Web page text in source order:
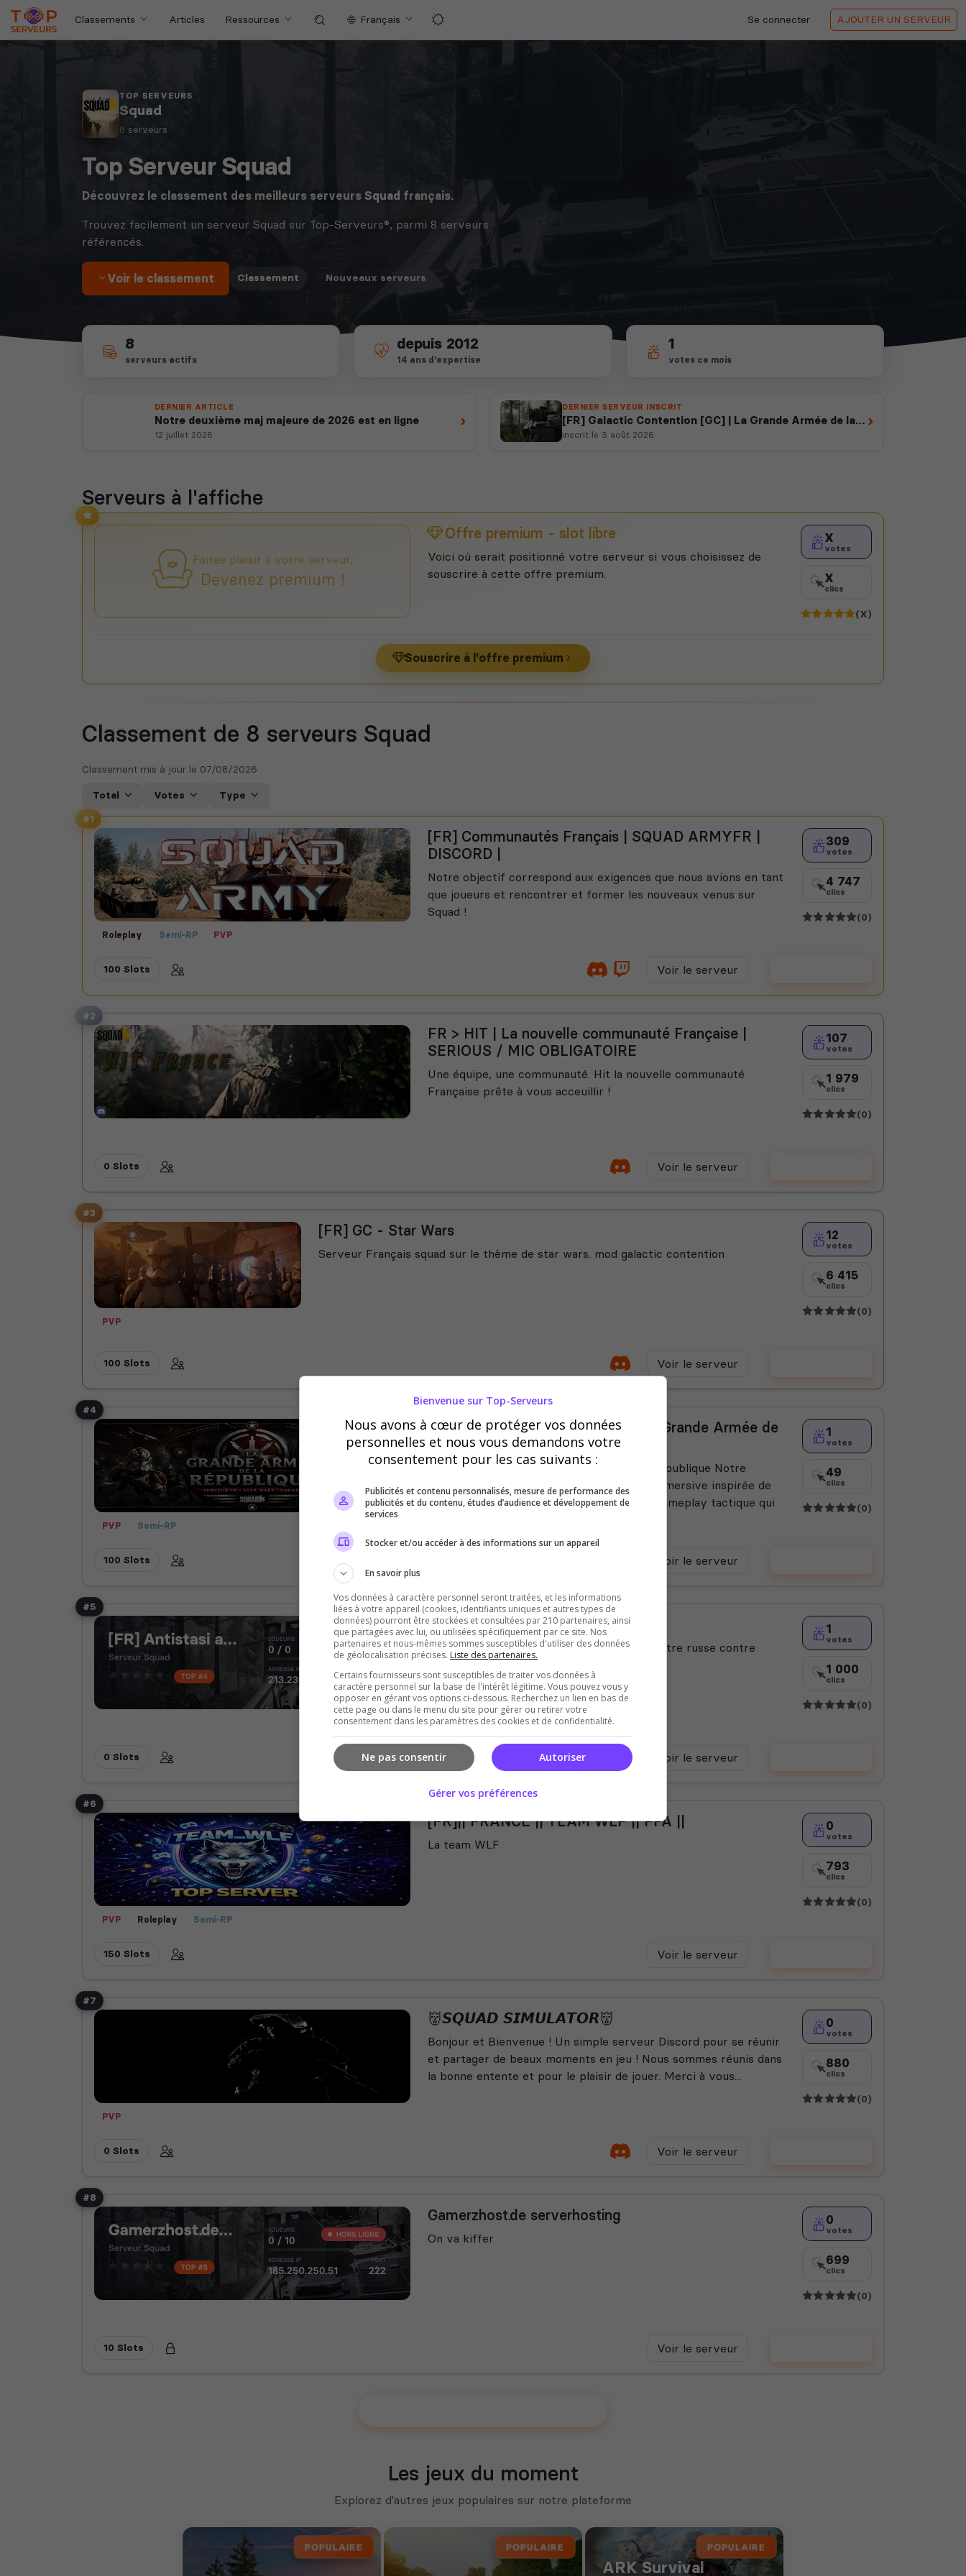
Classements Articles Ressources Français Se connecter AJOUTER UN SERVEUR
TOP SERVEURS
Squad
8 serveurs
Top Serveur Squad
Découvrez le classement des meilleurs serveurs Squad français.
Trouvez facilement un serveur Squad sur Top-Serveurs®, parmi 8 serveurs
référencés.
Voir le classement Classement · Nouveaux serveurs
8
serveurs actifs
depuis 2012
14 ans d'expertise
1
votes ce mois
DERNIER ARTICLE
Notre deuxième maj majeure de 2026 est en ligne
12 juillet 2026
›
DERNIER SERVEUR INSCRIT
[FR] Galactic Contention [GC] | La Grande Armée de la
République
inscrit le 3 août 2026
›
Serveurs à l'affiche
Faites plaisir à votre serveur,
Devenez premium !
Offre premium - slot libre
Voici où serait positionné votre serveur si vous choisissez de
souscrire à cette offre premium.
X
votes
X
clics
(X)
Souscrire à l'offre premium
Classement de 8 serveurs Squad
Classement mis à jour le 07/08/2026
Total Votes Type
#1
Roleplay Semi-RP PVP
[FR] Communautés Français | SQUAD ARMYFR |
DISCORD |
Notre objectif correspond aux exigences que nous avions en tant
que joueurs et rencontrer et former les nouveaux venus sur
Squad !
309
votes
4 747
clics
(0)
100 Slots Voir le serveur
#2
FR > HIT | La nouvelle communauté Française |
SERIOUS / MIC OBLIGATOIRE
Une équipe, une communauté. Hit la nouvelle communauté
Française prête à vous acceuillir !
107
votes
1 979
clics
(0)
0 Slots Voir le serveur
#3
PVP
[FR] GC - Star Wars
Serveur Français squad sur le thème de star wars. mod galactic contention
12
votes
6 415
clics
(0)
100 Slots Voir le serveur
#4
PVP Semi-RP
[FR] Galactic Contention [GC] | La Grande Armée de
la République
🌌 Bienvenue sur La Grande Armée de la République Notre
objectif est de proposer une expérience immersive inspirée de
l'univers Star Wars tout en conservant le gameplay tactique qui
1
votes
49
clics
(0)
100 Slots Voir le serveur
#5
[FR] Antistasi armée francaise
Serveur de jeu antistasi Armée francais contre russe contre
résistant
1
votes
1 000
clics
(0)
0 Slots Voir le serveur
#6
PVP Roleplay Semi-RP
[FR]|| FRANCE || TEAM WLF || FFA ||
La team WLF
0
votes
793
clics
(0)
150 Slots Voir le serveur
#7
PVP
👹𝙎𝙌𝙐𝘼𝘿 𝙎𝙄𝙈𝙐𝙇𝘼𝙏𝙊𝙍👹
Bonjour et Bienvenue ! Un simple serveur Discord pour se réunir
et partager de beaux moments en jeu ! Nous sommes réunis dans
la bonne entente et pour le plaisir de jouer. Merci à vous...
0
votes
880
clics
(0)
0 Slots Voir le serveur
#8
Gamerzhost.de serverhosting
On va kiffer
0
votes
699
clics
(0)
10 Slots Voir le serveur
Les jeux du moment
Explorez d'autres jeux populaires sur notre plateforme
POPULAIRE POPULAIRE POPULAIRE
ARK Survival
Bienvenue sur Top-Serveurs
Nous avons à cœur de protéger vos données
personnelles et nous vous demandons votre
consentement pour les cas suivants :
Publicités et contenu personnalisés, mesure de performance des
publicités et du contenu, études d’audience et développement de
services
Stocker et/ou accéder à des informations sur un appareil
En savoir plus
Vos données à caractère personnel seront traitées, et les informations
liées à votre appareil (cookies, identifiants uniques et autres types de
données) pourront être stockées et consultées par 210 partenaires, ainsi
que partagées avec lui, ou utilisées spécifiquement par ce site. Nos
partenaires et nous-mêmes sommes susceptibles d'utiliser des données
de géolocalisation précises. Liste des partenaires.
Certains fournisseurs sont susceptibles de traiter vos données à
caractère personnel sur la base de l'intérêt légitime. Vous pouvez vous y
opposer en gérant vos options ci-dessous. Recherchez un lien en bas de
cette page ou dans le menu du site pour gérer ou retirer votre
consentement dans les paramètres des cookies et de confidentialité.
Autoriser
Ne pas consentir
Gérer vos préférences